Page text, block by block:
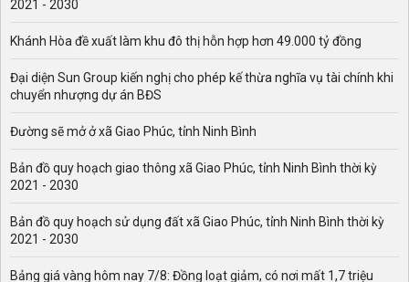
2021 - 2030
Khánh Hòa đề xuất làm khu đô thị hỗn hợp hơn 49.000 tỷ đồng
Đại diện Sun Group kiến nghị cho phép kế thừa nghĩa vụ tài chính khi
chuyển nhượng dự án BĐS
Đường sẽ mở ở xã Giao Phúc, tỉnh Ninh Bình
Bản đồ quy hoạch giao thông xã Giao Phúc, tỉnh Ninh Bình thời kỳ
2021 - 2030
Bản đồ quy hoạch sử dụng đất xã Giao Phúc, tỉnh Ninh Bình thời kỳ
2021 - 2030
Bảng giá vàng hôm nay 7/8: Đồng loạt giảm, có nơi mất 1,7 triệu